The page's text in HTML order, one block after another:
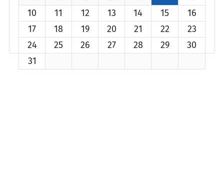
10
11 12 13 14 15
16
17
18 19 20 21 22
23
24
25 26 27 28 29
30
31